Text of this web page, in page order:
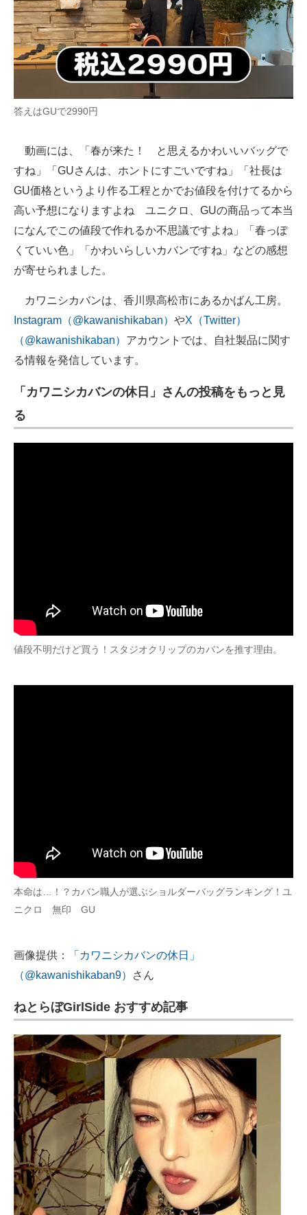
答えはGUで2990円
動画には、「春が来た！ と思えるかわいいバッグで
すね」「GUさんは、ホントにすごいですね」「社長は
GU価格というより作る工程とかでお値段を付けてるから
高い予想になりますよね ユニクロ、GUの商品って本当
になんでこの値段で作れるか不思議ですよね」「春っぽ
くていい色」「かわいらしいカバンですね」などの感想
が寄せられました。
カワニシカバンは、香川県高松市にあるかばん工房。
Instagram（@kawanishikaban） やX（Twitter）
（@kawanishikaban） アカウントでは、自社製品に関す
る情報を発信しています。
「カワニシカバンの休日」さんの投稿をもっと見
る
値段不明だけど買う！スタジオクリップのカバンを推す理由。
本命は…！？カバン職人が選ぶショルダーバッグランキング！ユ
ニクロ 無印 GU
画像提供：
「カワニシカバンの休日」
（@kawanishikaban9）
さん
ねとらぼGirlSide おすすめ記事